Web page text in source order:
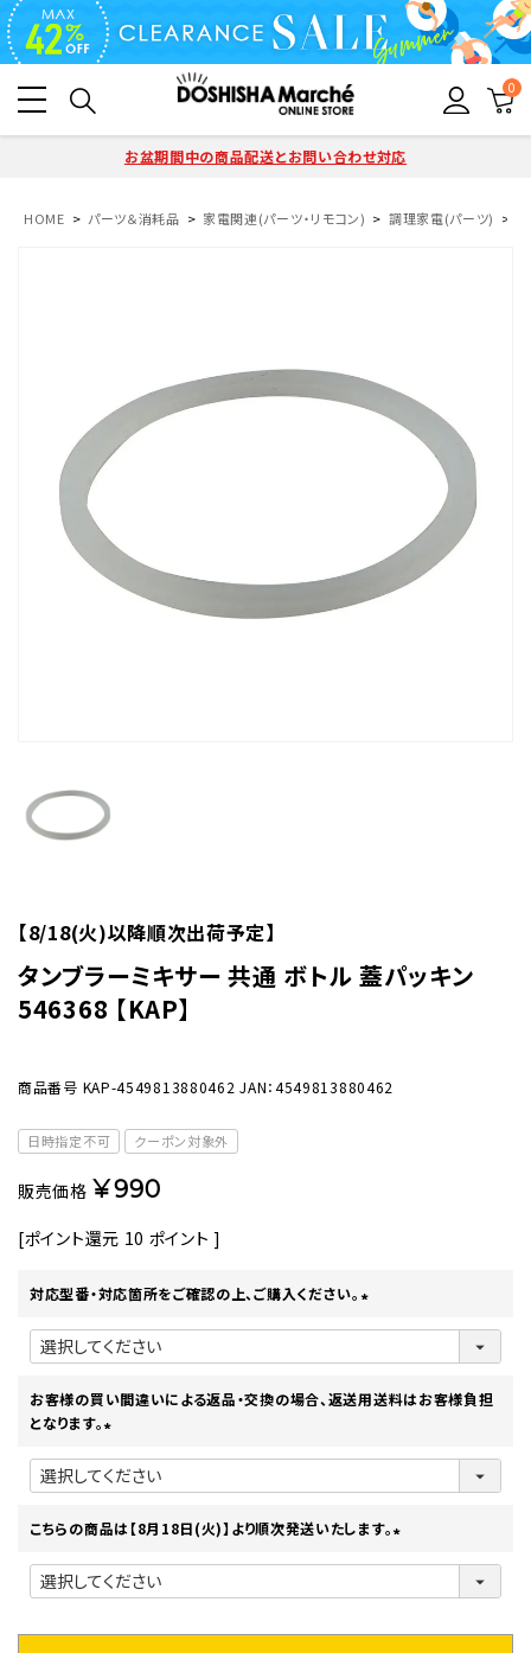
0
お盆期間中の商品配送とお問い合わせ対応
HOME パーツ＆消耗品 家電関連(パーツ・リモコン) 調理家電(パーツ)
【8/18(火)以降順次出荷予定】
タンブラーミキサー 共通 ボトル 蓋パッキン
546368 【KAP】
商品番号 KAP-4549813880462 JAN：4549813880462
日時指定不可 クーポン対象外
販売価格 ¥990
[ポイント還元 10 ポイント ]
対応型番・対応箇所をご確認の上、ご購入ください。
(
)
お客様の買い間違いによる返品・交換の場合、返送用送料はお客様負担
となります。
(
必
)
こちらの商品は【8月18日(火)】より順次発送いたします。
(
)